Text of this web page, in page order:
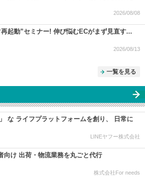
2026/08/08
再起動”セミナー! 伸び悩むECがまず見直す...
2026/08/13
一覧を見る
」 な ライフプラットフォームを創り、 日常に
LINEヤフー株式会社
向け 出荷・物流業務を丸ごと代行
株式会社For needs